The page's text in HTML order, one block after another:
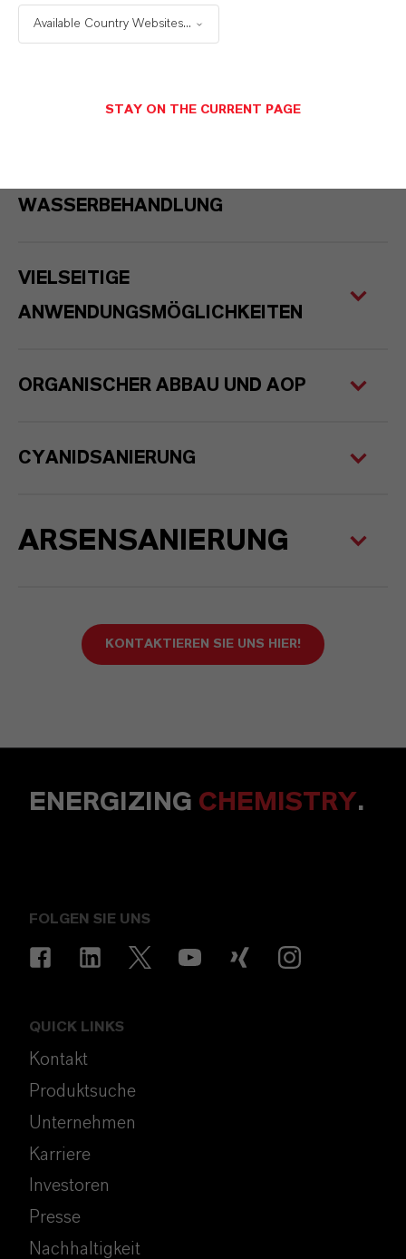
WASSERBEHANDLUNG
VIELSEITIGE
ANWENDUNGSMÖGLICHKEITEN
ORGANISCHER ABBAU UND AOP
CYANIDSANIERUNG
ARSENSANIERUNG
KONTAKTIEREN SIE UNS HIER!
ENERGIZING CHEMISTRY.
FOLGEN SIE UNS
QUICK LINKS
Kontakt
Produktsuche
Unternehmen
Karriere
Investoren
Presse
Nachhaltigkeit
Available Country Websites...
STAY ON THE CURRENT PAGE